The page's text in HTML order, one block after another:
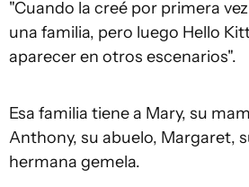
"Cuando la creé por primera
una familia, pero luego Hello
aparecer en otros escenarios".
Esa familia tiene a Mary, su
Anthony, su abuelo, Margaret,
hermana gemela.